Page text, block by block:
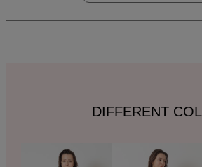
DIFFERENT